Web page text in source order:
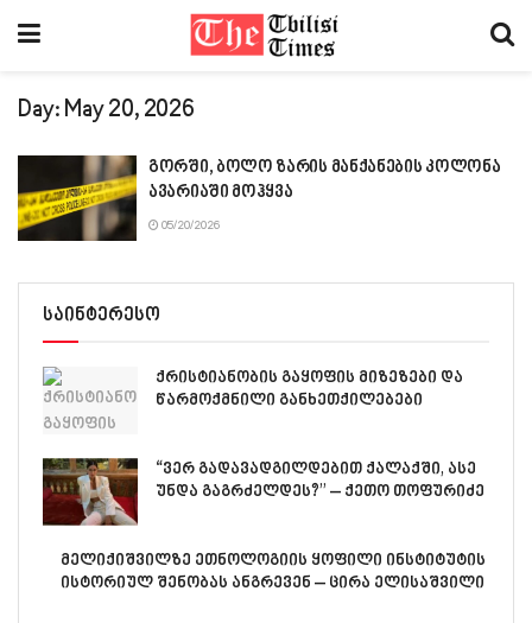
Day: May 20, 2026
გორში, ბოლო ზარის მანქანების კოლონა
ავარიაში მოჰყვა
05/20/2026
საინტერესო
ქრისტიანობის გაყოფის მიზეზები და
წარმოქმნილი განხეთქილებები
“ვერ გადავადგილდებით ქალაქში, ასე
უნდა გაგრძელდეს?” – ქეთო თო­ფუ­რი­ძე
მელიქიშვილზე ეთნოლოგიის ყოფილი ინსტიტუტის
ისტორიულ შენობას ანგრევენ – ცირა ელისაშვილი